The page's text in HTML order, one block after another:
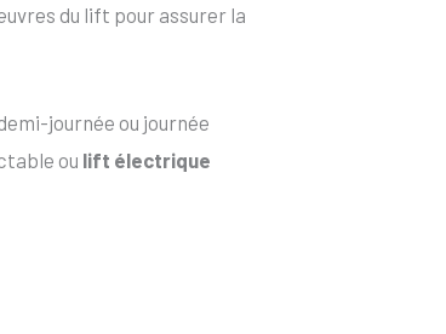
du lift pour assurer la
journée ou journée
ou lift électrique